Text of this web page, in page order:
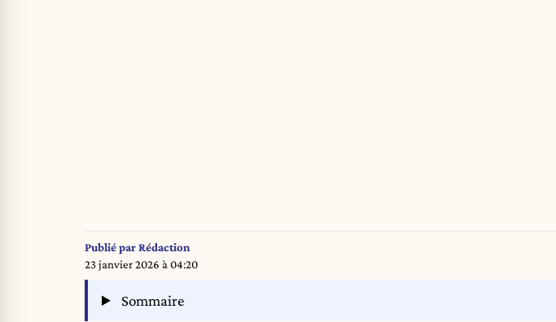
Publié parRédaction
23 janvier 2026 à 04:20
Sommaire